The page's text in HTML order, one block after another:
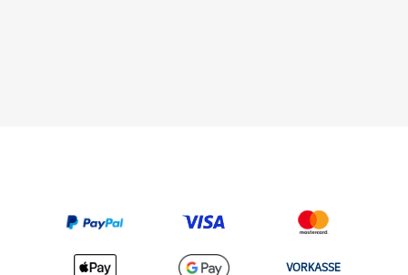
VORKASSE